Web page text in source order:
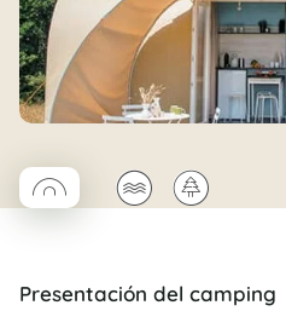
◯Coco rond🌊 🌲
Presentación del camping